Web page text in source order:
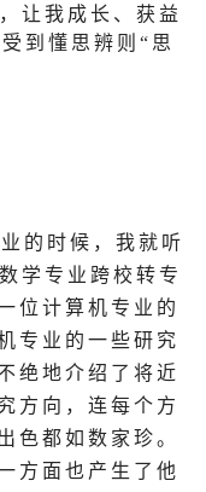
让我成长、获益
到懂思辨则“思
的时候，我就听
学专业跨校转专
位计算机专业的
专业的一些研究
绝地介绍了将近
方向，连每个方
色都如数家珍。
方面也产生了他